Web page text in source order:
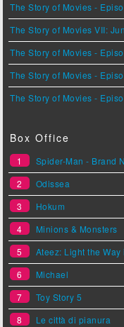
The Story of Movies -
The Story of Movies VII:
The Story of Movies -
The Story of Movies -
The Story of Movies -
Box Office
1
Spider-Man - Brand
2
Odissea
3
Hokum
4
Minions & Monsters
5
Ateez: Light the
6
Michael
7
Toy Story 5
8
Le città di pianura